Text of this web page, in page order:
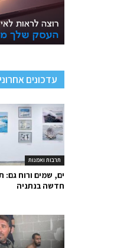
עדכונים
תרבות ואמנות
ים, שמים ורוח גם:
חדשה בנתניה